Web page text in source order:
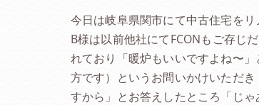
今日は岐阜県関市にて中古住宅をリ
B様は以前他社にてFCONもご存じ
れており「暖炉もいいですよね〜
方です）というお問いかけいただ
すから」とお答えしたところ「じ